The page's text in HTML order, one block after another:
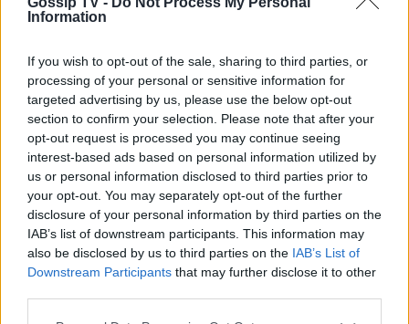
Information
If you wish to opt-out of the sale, sharing to third parties, or
processing of your personal or sensitive information for
targeted advertising by us, please use the below opt-out
section to confirm your selection. Please note that after your
opt-out request is processed you may continue seeing
interest-based ads based on personal information utilized by
us or personal information disclosed to third parties prior to
your opt-out. You may separately opt-out of the further
disclosure of your personal information by third parties on the
IAB’s list of downstream participants. This information may
also be disclosed by us to third parties on the IAB’s List of
Downstream Participants that may further disclose it to other